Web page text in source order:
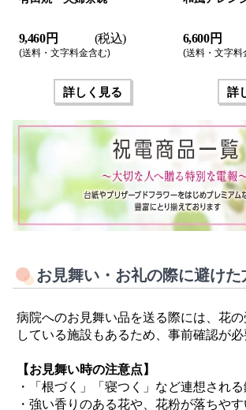
9,460 円 (税込)
(送料・文字料金含む)
詳しく見る
6,600 円
(送料・文字料
詳
お見舞い・お礼の際に避け
病院へのお見舞い品を送る際には、花
している施設もあるため、事前確認が必
【お見舞い時の注意点】
・「根づく」「寝つく」など連想される
・強い香りのある花や、花粉が落ちや